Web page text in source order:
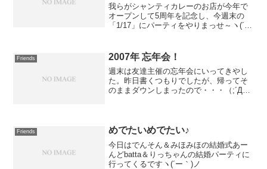
我らがシャンティカレーのお店が今年で
オープンして5周年を記念し、今週末の
「1/17」にパーティをやりまっせ～ヽ(´ー
よりユルくDJをやらせていただきやす。
Shant...
Friends 2007年 忘年会！
週末は友達主催の忘年会にいってきやし
た。昨日書くつもりでしたが、帰ってそ
のままダウンしまったので・・・（;´Д
り！です。でもまぁ、みん...
Friends めでたいめでたい♪
今日はでんそん＆みほみほの結婚式あー
んどbatta＆りっちゃんの結婚パーティに
行ってくるですヽ(´ー｀)ノ